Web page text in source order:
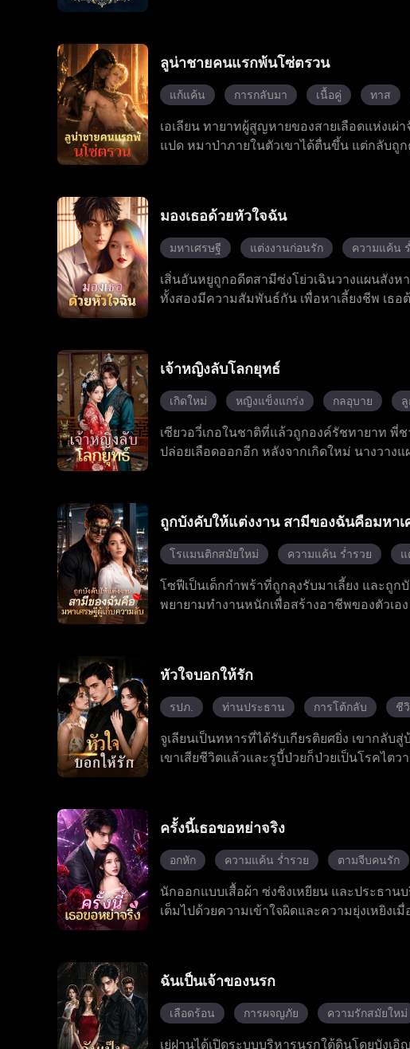
โดยตลอด
ลูน่าชายคนแรกพ้นโซ่ตรวน
แก้แค้น การกลับมา เนื้อคู่ ทาส
เอเลียน ทายาทผู้สูญหายของสายเลือดแห่งเผ่
แปด หมาป่าภายในตัวเขาได้ตื่นขึ้น แต่กลับถู
คอยอยู่เคียงข้าง เขาได้ทำลายกฎโบราณที่ก
สู่การเป็นราชา เอเลียนได้เปลี่ยนแปลงกฎเก
มองเธอด้วยหัวใจฉัน
มหาเศรษฐี แต่งงานก่อนรัก ความแค้น
เสิ่นอันหยูถูกอดีตสามีซ่งโย่วเฉินวางแผนสัง
ทั้งสองมีความสัมพันธ์กัน เพื่อหาเลี้ยงชีพ เธอ
นอันหยูกับกู้เป่ยเฉินเปลี่ยนจากการใช้ประโ
แต่งงานริมชายหาด
เจ้าหญิงลับโลกยุทธ์
เกิดใหม่ หญิงแข็งแกร่ง กลอุบาย
เซียวอวี่เกอในชาติที่แล้วถูกองค์รัชทายาท พี่
ปล่อยเลือดออกอีก หลังจากเกิดใหม่ นางวา
ชั่วตามง้อนางอย่างสุดพยายาม นางเลือกที่จ
แต่อำนาจมืดที่ปรารถนาชะตากรรมหญิงผู้มีโช
เท่านั้น
ถูกบังคับให้แต่งงาน สามีของฉันคือมหาเ
โรแมนติกสมัยใหม่ ความแค้น ร่ำรวย
โซฟีเป็นเด็กกำพร้าที่ถูกลุงรับมาเลี้ยง และถูก
พยายามทำงานหนักเพื่อสร้างอาชีพของตัวเอ
หัวใจบอกให้รัก
รปภ. ท่านประธาน การโต้กลับ ชี
จูเลียนเป็นทหารที่ได้รับเกียรติยศยิ่ง เขากลับ
เขาเสียชีวิตแล้วและรูบี้ป่วยก็ป่วยเป็นโรคไต
เดียวกัน เขาต้องเผชิญกับภัยคุกคามจากลุค
แล้วครั้งเล่า เจียนนาที่เคยเย็นชาค่อย ๆ ไว้ว
ไว้วางใจได้ ในที่สุดการผ่าตัดของรูบี้ประสบค
ต้องปิดบังอดีตของตัวเองอีกต่อไป เพราะเข
ครั้งนี้เธอขอหย่าจริง
อกหัก ความแค้น ร่ำรวย ตามจีบคนรัก
นักออกแบบเสื้อผ้า ซ่งชิงเหยียน และประธา
เต็มไปด้วยความเข้าใจผิดและความยุ่งเหยิงเ
ตนเองอย่างเต็มที่ ทั้งคู่ผ่านบททดสอบมากมา
ถูกทำลายลงด้วยความเข้าใจและการให้อภั
เรียงใหม่ และในที่สุดทั้งสองก็ได้รับความสุ
ฉันเป็นเจ้าของนรก
เลือดร้อน การผจญภัย ความรักสมัยใหม่
เย่ฝานได้เปิดระบบบริหารนรกใต้ดินโดยบังเ